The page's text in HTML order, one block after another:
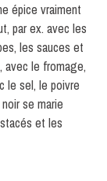
épice vraiment
par ex. avec les
les sauces et
avec le fromage,
le sel, le poivre
se marie
et les